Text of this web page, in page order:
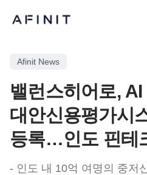
Afinit News
밸런스히어로, AI
대안신용평가시
등록…인도 핀테
- 인도 내 10억 여명의 중저